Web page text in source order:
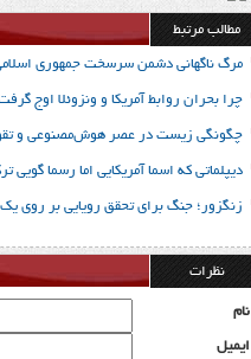
مطالب مرتبط
مرگ ناگهانی دشمن سرسخت جمهوری
چرا بحران روابط آمریکا و ونزوئلا اوج
چگونگی زیست در عصر هوش‌مصنوعی و
دیپلماتی که اسما آمریکایی اما رسما گویی
زنگزور؛ جنگ برای تحقق رویایی بر روی
نظرات
نام
ایمیل